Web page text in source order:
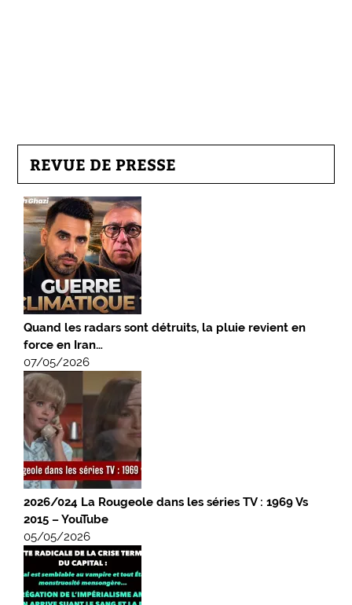
REVUE DE PRESSE
Quand les radars sont détruits, la pluie revient en
force en Iran…
07/05/2026
2026/024 La Rougeole dans les séries TV : 1969 Vs
2015 – YouTube
05/05/2026